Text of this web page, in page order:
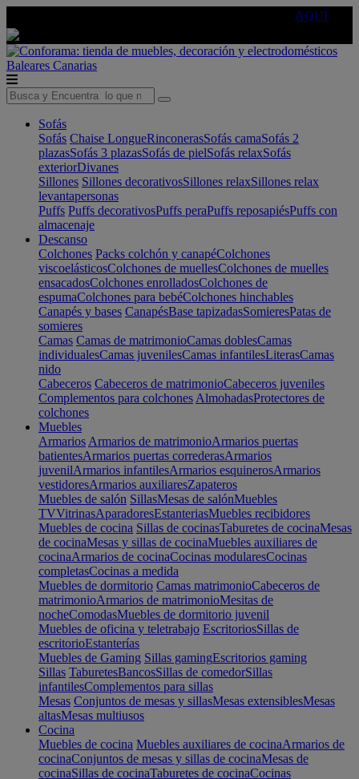
AQUÍ
Baleares Canarias
Sofás
Sofás Chaise LongueRinconerasSofás camaSofás 2
plazasSofás 3 plazasSofás de pielSofás relaxSofás
exteriorDivanes
Sillones Sillones decorativosSillones relaxSillones relax
levantapersonas
Puffs Puffs decorativosPuffs peraPuffs reposapiésPuffs con
almacenaje
Descanso
Colchones Packs colchón y canapéColchones
viscoelásticosColchones de muellesColchones de muelles
ensacadosColchones enrolladosColchones de
espumaColchones para bebéColchones hinchables
Canapés y bases CanapésBase tapizadasSomieresPatas de
somieres
Camas Camas de matrimonioCamas doblesCamas
individualesCamas juvenilesCamas infantilesLiterasCamas
nido
Cabeceros Cabeceros de matrimonioCabeceros juveniles
Complementos para colchones AlmohadasProtectores de
colchones
Muebles
Armarios Armarios de matrimonioArmarios puertas
batientesArmarios puertas correderasArmarios
juvenilArmarios infantilesArmarios esquinerosArmarios
vestidoresArmarios auxiliaresZapateros
Muebles de salón SillasMesas de salónMuebles
TVVitrinasAparadoresEstanteriasMuebles recibidores
Muebles de cocina Sillas de cocinasTaburetes de cocinaMesas
de cocinaMesas y sillas de cocinaMuebles auxiliares de
cocinaArmarios de cocinaCocinas modularesCocinas
completasCocinas a medida
Muebles de dormitorio Camas matrimonioCabeceros de
matrimonioArmarios de matrimonioMesitas de
nocheComodasMuebles de dormitorio juvenil
Muebles de oficina y teletrabajo EscritoriosSillas de
escritorioEstanterías
Muebles de Gaming Sillas gamingEscritorios gaming
Sillas TaburetesBancosSillas de comedorSillas
infantilesComplementos para sillas
Mesas Conjuntos de mesas y sillasMesas extensiblesMesas
altasMesas multiusos
Cocina
Muebles de cocina Muebles auxiliares de cocinaArmarios de
cocinaConjuntos de mesas y sillas de cocinaMesas de
cocinaSillas de cocinaTaburetes de cocinaCocinas